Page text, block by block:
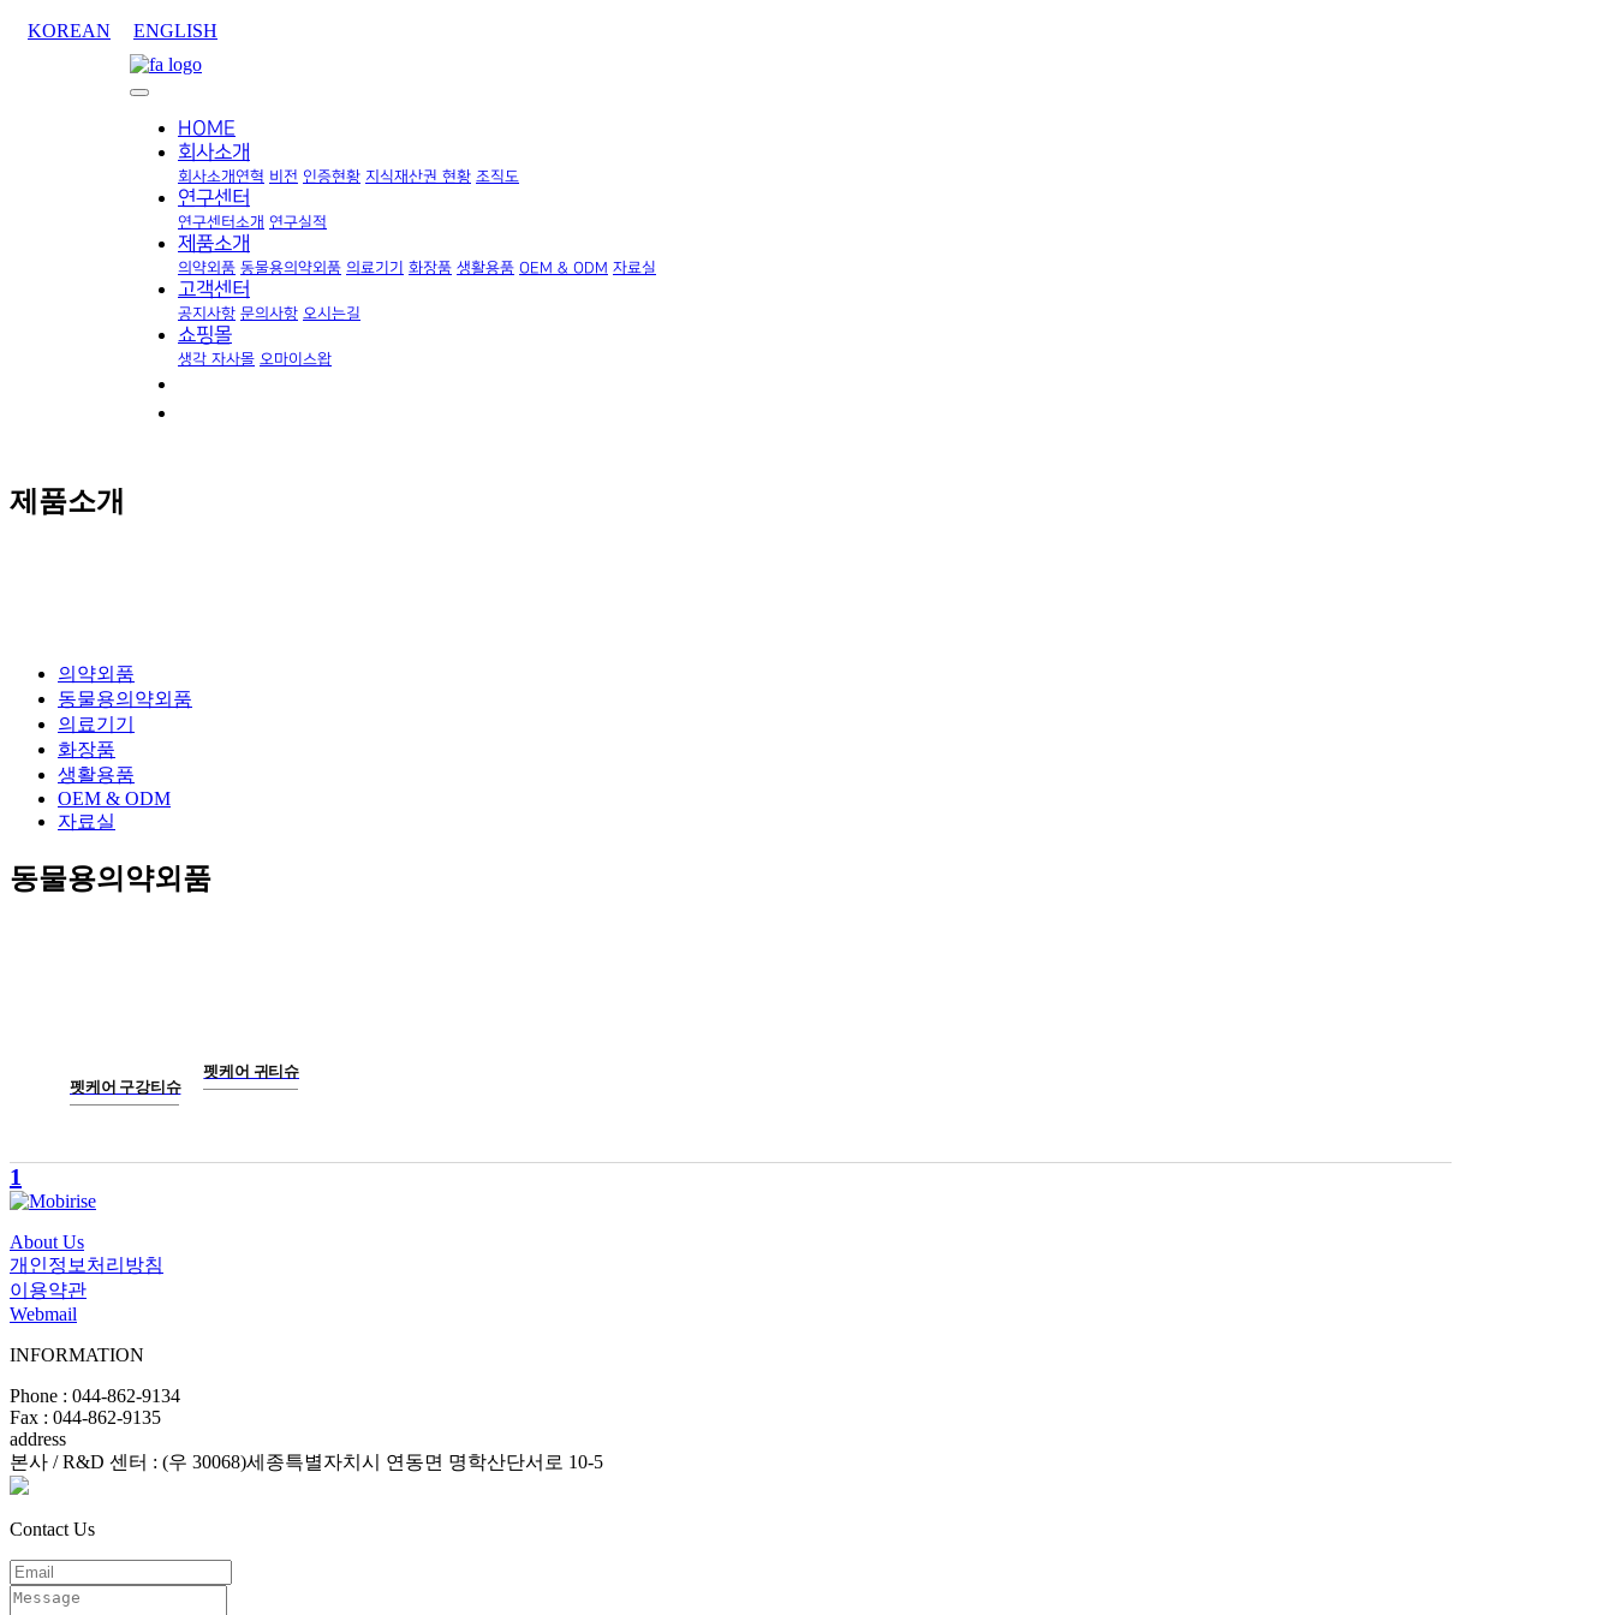
KOREAN ENGLISH
HOME
회사소개
회사소개연혁 비전 인증현황 지식재산권 현황 조직도
연구센터
연구센터소개 연구실적
제품소개
의약외품 동물용의약외품 의료기기 화장품 생활용품 OEM & ODM 자료실
고객센터
공지사항 문의사항 오시는길
쇼핑몰
생각 자사몰 오마이스왑
제품소개
의약외품
동물용의약외품
의료기기
화장품
생활용품
OEM & ODM
자료실
동물용의약외품
펫케어 구강티슈
펫케어 귀티슈
1
About Us
개인정보처리방침
이용약관
Webmail
INFORMATION
Phone : 044-862-9134
Fax : 044-862-9135
address
본사 / R&D 센터 : (우 30068)세종특별자치시 연동면 명학산단서로 10-5
Contact Us